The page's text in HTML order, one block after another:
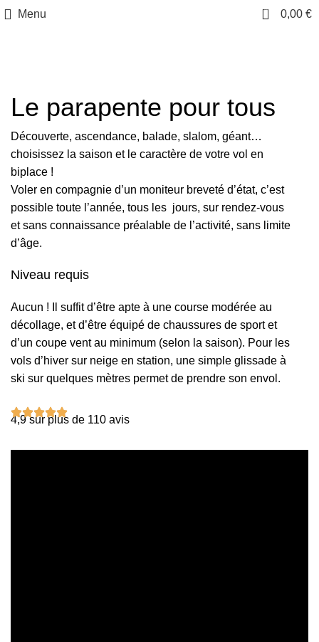
Menu 0 0,00 €
Le parapente pour tous
Découverte, ascendance, balade, slalom, géant…
choisissez la saison et le caractère de votre vol en
biplace !
Voler en compagnie d’un moniteur breveté d’état, c’est
possible toute l’année, tous les jours, sur rendez-vous
et sans connaissance préalable de l’activité, sans limite
d’âge.
Niveau requis
Aucun ! Il suffit d’être apte à une course modérée au
décollage, et d’être équipé de chaussures de sport et
d’un coupe vent au minimum (selon la saison). Pour les
vols d’hiver sur neige en station, une simple glissade à
ski sur quelques mètres permet de prendre son envol.
4,9 sur plus de 110 avis